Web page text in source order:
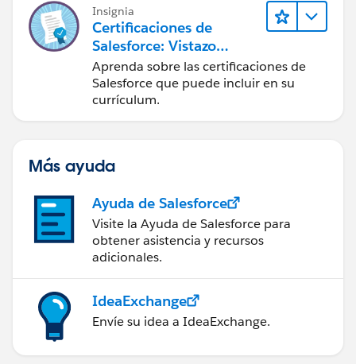
Insignia
Certificaciones de
Salesforce: Vistazo
rápido
Aprenda sobre las certificaciones de
Salesforce que puede incluir en su
currículum.
Más ayuda
Ayuda de Salesforce
Visite la Ayuda de Salesforce para
obtener asistencia y recursos
adicionales.
IdeaExchange
Envíe su idea a IdeaExchange.